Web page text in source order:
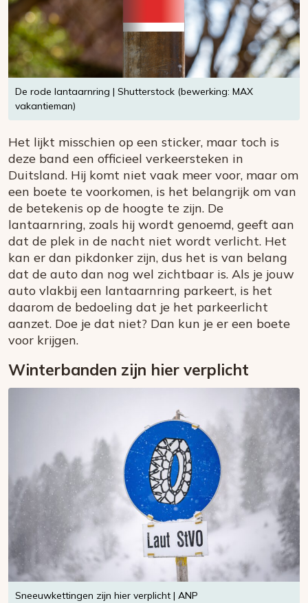
De rode lantaarnring | Shutterstock (bewerking: MAX
vakantieman)
Het lijkt misschien op een sticker, maar toch is
deze band een officieel verkeersteken in
Duitsland. Hij komt niet vaak meer voor, maar om
een boete te voorkomen, is het belangrijk om van
de betekenis op de hoogte te zijn. De
lantaarnring, zoals hij wordt genoemd, geeft aan
dat de plek in de nacht niet wordt verlicht. Het
kan er dan pikdonker zijn, dus het is van belang
dat de auto dan nog wel zichtbaar is. Als je jouw
auto vlakbij een lantaarnring parkeert, is het
daarom de bedoeling dat je het parkeerlicht
aanzet. Doe je dat niet? Dan kun je er een boete
voor krijgen.
Winterbanden zijn hier verplicht
Sneeuwkettingen zijn hier verplicht | ANP